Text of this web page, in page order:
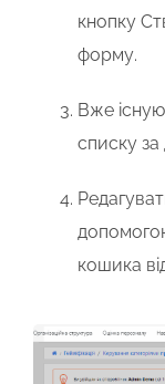
кнопку
форму.
Вже
списку
кошика